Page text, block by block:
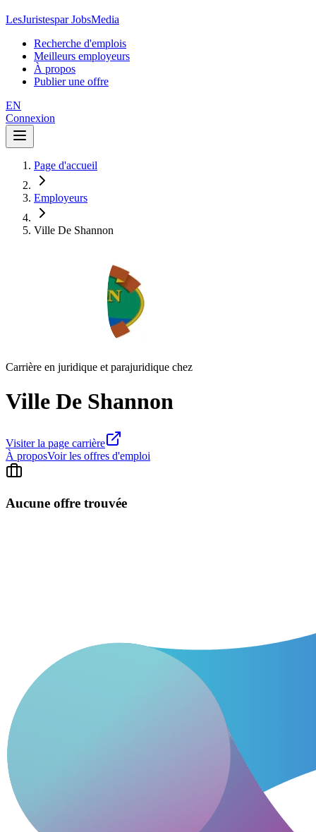
LesJuristespar JobsMedia
Recherche d'emplois
Meilleurs employeurs
À propos
Publier une offre
EN
Connexion
Page d'accueil
Employeurs
Ville De Shannon
Carrière en juridique et parajuridique chez
Ville De Shannon
Visiter la page carrière
À proposVoir les offres d'emploi
Aucune offre trouvée